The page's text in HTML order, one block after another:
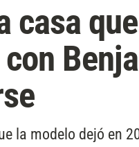
casa
la modelo dejó en